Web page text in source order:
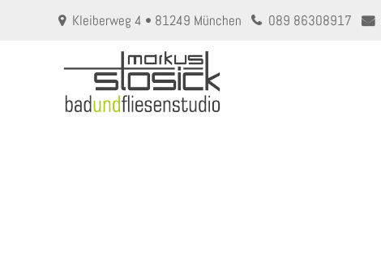
Kleiberweg 4 • 81249 München 089 86308917